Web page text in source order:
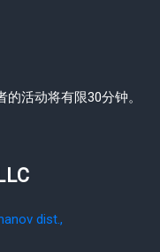
活动将有限30分钟。
dist.,